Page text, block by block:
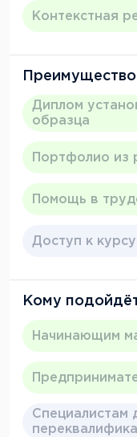
Контекстная
Диплом
образца
Портфолио из
Помощь в
Доступ к
Кому
Начинающим
Специалистам